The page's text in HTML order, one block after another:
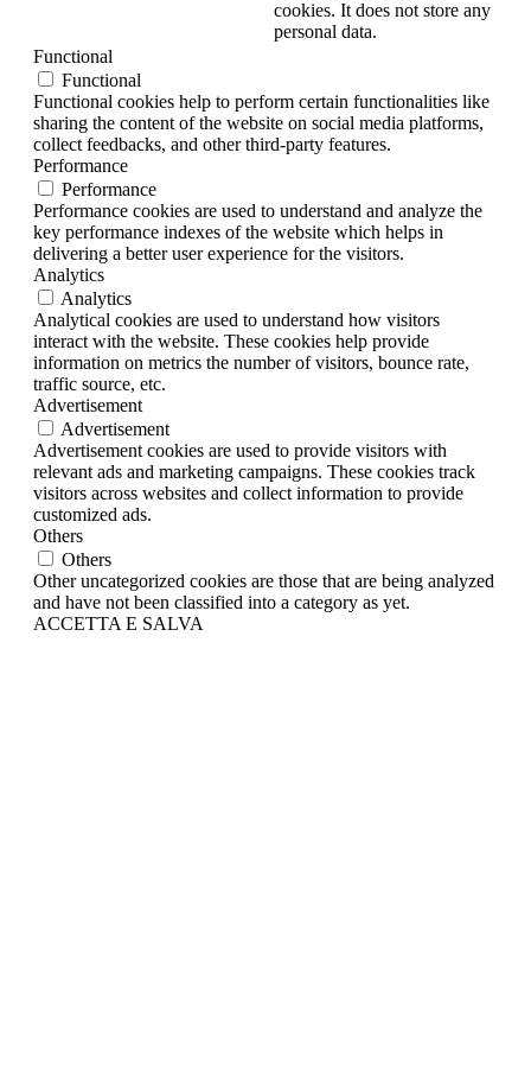
cookies. It does not store any
personal data.
Functional
Functional
Functional cookies help to perform certain functionalities like
sharing the content of the website on social media platforms,
collect feedbacks, and other third-party features.
Performance
Performance
Performance cookies are used to understand and analyze the
key performance indexes of the website which helps in
delivering a better user experience for the visitors.
Analytics
Analytics
Analytical cookies are used to understand how visitors
interact with the website. These cookies help provide
information on metrics the number of visitors, bounce rate,
traffic source, etc.
Advertisement
Advertisement
Advertisement cookies are used to provide visitors with
relevant ads and marketing campaigns. These cookies track
visitors across websites and collect information to provide
customized ads.
Others
Others
Other uncategorized cookies are those that are being analyzed
and have not been classified into a category as yet.
ACCETTA E SALVA